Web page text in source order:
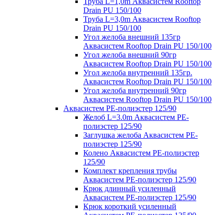
Drain PU 150/100
Труба L=3,0m Аквасистем Rooftop
Drain PU 150/100
Угол желоба внешний 135гр
Аквасистем Rooftop Drain PU 150/100
Угол желоба внешний 90гр
Аквасистем Rooftop Drain PU 150/100
Угол желоба внутренний 135гр.
Аквасистем Rooftop Drain PU 150/100
Угол желоба внутренний 90гр
Аквасистем Rooftop Drain PU 150/100
Аквасистем PE-полиэстер 125/90
Желоб L=3.0m Аквасистем PE-
полиэстер 125/90
Заглушка желоба Аквасистем PE-
полиэстер 125/90
Колено Аквасистем PE-полиэстер
125/90
Комплект крепления трубы
Аквасистем PE-полиэстер 125/90
Крюк длинный усиленный
Аквасистем PE-полиэстер 125/90
Крюк короткий усиленный